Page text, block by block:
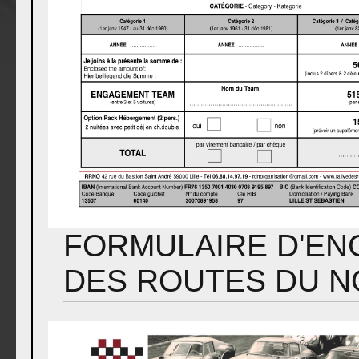
FORMULAIRE
DES ROUTES DU